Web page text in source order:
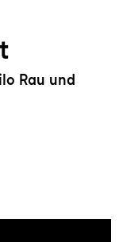
Rau und